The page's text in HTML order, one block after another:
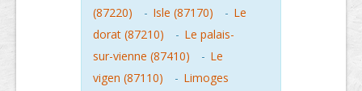
(87220)
- Isle (87170) - Le
dorat (87210)
- Le palais-
sur-vienne (87410)
- Le
vigen (87110)
- Limoges